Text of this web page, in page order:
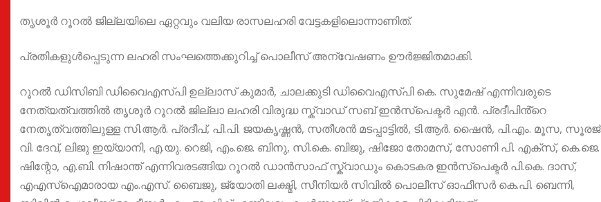
തൃശൂർ റൂറൽ ജില്ലയിലെ ഏറ്റവും വലിയ രാസലഹരി വേട്ടകളിലൊന്നാണിത്.
പ്രതികളുൾപ്പെടുന്ന ലഹരി സംഘത്തെക്കുറിച്ച് പൊലീസ് അന്വേഷണം ഊർജ്ജിതമാക്കി.
റൂറൽ ഡിസിബി ഡിവൈഎസ്പി ഉല്ലാസ് കുമാർ, ചാലക്കുടി ഡിവൈഎസ്പി കെ. സുമേഷ് എന്നിവരുടെ
നേത്യത്വത്തിൽ തൃശൂർ റൂറൽ ജില്ലാ ലഹരി വിരുദ്ധ സ്ക്വാഡ് സബ് ഇൻസ്‌പെക്ടർ എൻ. പ്രദീപിൻ്റെ
നേതൃത്വത്തിലുള്ള സി.ആർ. പ്രദീപ്, പി.പി. ജയകൃഷ്ണൻ, സതീശൻ മടപ്പാട്ടിൽ, ടി.ആർ. ഷൈൻ, പി.എം. മൂസ, സൂരജ്
വി. ദേവ്, ലിജു ഇയ്യാനി, എ.യു. റെജി, എം.ജെ. ബിനു, സി.കെ. ബിജു, ഷിജോ തോമസ്, സോണി പി. എക്സ്, കെ.ജെ.
ഷിന്റോ, എ.ബി. നിഷാന്ത് എന്നിവരടങ്ങിയ റൂറൽ ഡാൻസാഫ് സ്ക്വാഡും കൊടകര ഇൻസ്പെക്ടർ പി.കെ. ദാസ്,
എഎസ്ഐമാരായ എം.എസ്. ബൈജു, ജ്യോതി ലക്ഷ്മി, സീനിയർ സിവിൽ പൊലീസ് ഓഫീസർ കെ.പി. ബെന്നി,